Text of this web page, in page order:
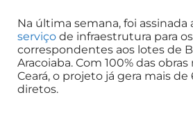
Na última semana, foi assinada
serviço de infraestrutura para
correspondentes aos lotes de
Aracoiaba. Com 100% das
Ceará, o projeto já gera mais
diretos.